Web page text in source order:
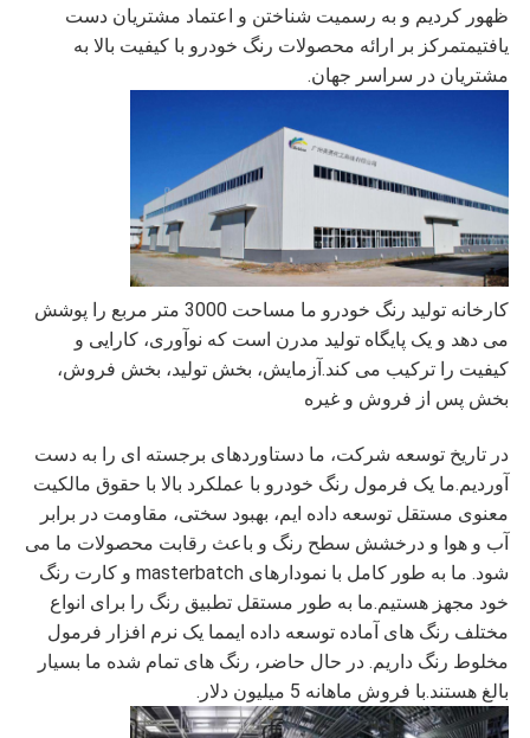
ظهور کردیم و به رسمیت شناختن و اعتماد مشتریان دست
یافتیمتمرکز بر ارائه محصولات رنگ خودرو با کیفیت بالا به
مشتریان در سراسر جهان.
کارخانه تولید رنگ خودرو ما مساحت 3000 متر مربع را پوشش
می دهد و یک پایگاه تولید مدرن است که نوآوری، کارایی و
کیفیت را ترکیب می کند.آزمایش، بخش تولید، بخش فروش،
بخش پس از فروش و غیره
در تاریخ توسعه شرکت، ما دستاوردهای برجسته ای را به دست
آوردیم.ما یک فرمول رنگ خودرو با عملکرد بالا با حقوق مالکیت
معنوی مستقل توسعه داده ایم، بهبود سختی، مقاومت در برابر
آب و هوا و درخشش سطح رنگ و باعث رقابت محصولات ما می
شود. ما به طور کامل با نمودارهای masterbatch و کارت رنگ
خود مجهز هستیم.ما به طور مستقل تطبیق رنگ را برای انواع
مختلف رنگ های آماده توسعه داده ایمما یک نرم افزار فرمول
مخلوط رنگ داریم. در حال حاضر، رنگ های تمام شده ما بسیار
بالغ هستند.با فروش ماهانه 5 میلیون دلار.